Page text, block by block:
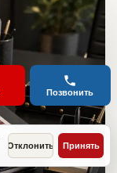
Отклонить Принять
Позвонить